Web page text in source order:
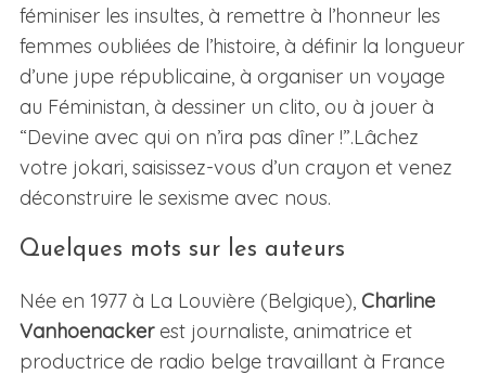
féminiser les insultes, à remettre à l’honneur les
femmes oubliées de l’histoire, à définir la longueur
d’une jupe républicaine, à organiser un voyage
au Féministan, à dessiner un clito, ou à jouer à
“Devine avec qui on n’ira pas dîner !”.Lâchez
votre jokari, saisissez-vous d’un crayon et venez
déconstruire le sexisme avec nous.
Quelques mots sur les auteurs
Née en 1977 à La Louvière (Belgique), Charline
Vanhoenackerest journaliste, animatrice et
productrice de radio belge travaillant à France